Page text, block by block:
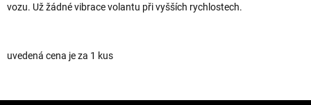
vozu. Už žádné vibrace volantu při vyšších rychlostech.
uvedená cena je za 1 kus